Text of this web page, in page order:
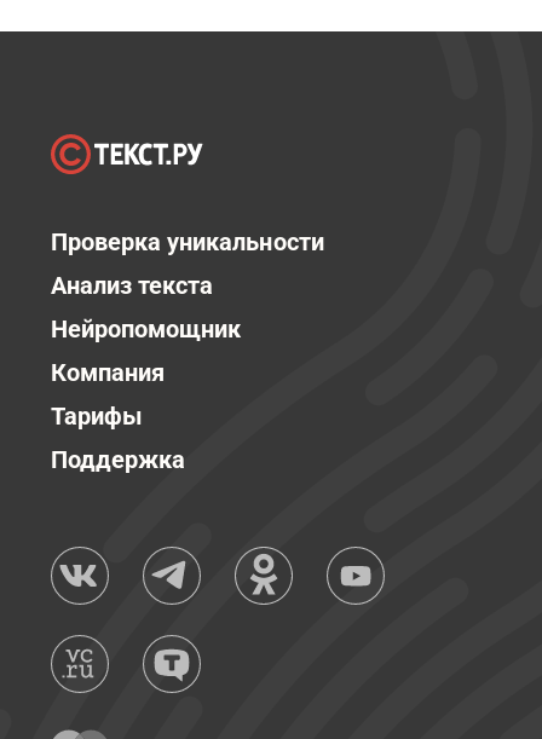
Проверка уникальности
Анализ текста
Нейропомощник
Компания
Тарифы
Поддержка